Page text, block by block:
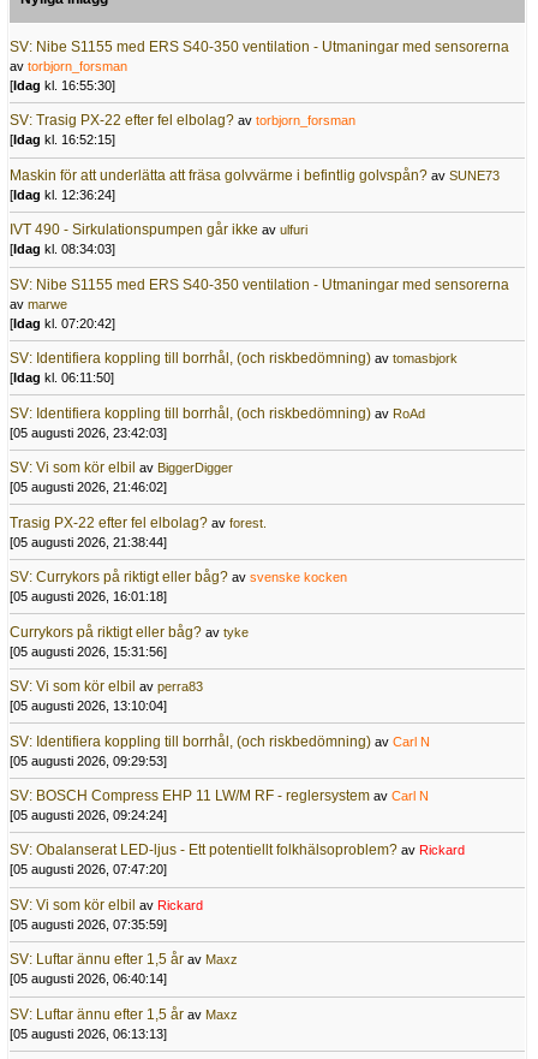
SV: Nibe S1155 med ERS S40-350 ventilation - Utmaningar med sensorerna
av torbjorn_forsman
[Idag kl. 16:55:30]
SV: Trasig PX-22 efter fel elbolag? av torbjorn_forsman
[ Idag kl. 16:52:15]
Maskin för att underlätta att fräsa golvvärme i befintlig golvspån? av SUNE73
[Idag kl. 12:36:24]
IVT 490 - Sirkulationspumpen går ikke av ulfuri
[ Idag kl. 08:34:03]
SV: Nibe S1155 med ERS S40-350 ventilation - Utmaningar med sensorerna
av marwe
[Idag kl. 07:20:42]
SV: Identifiera koppling till borrhål, (och riskbedömning) av tomasbjork
[ Idag kl. 06:11:50]
SV: Identifiera koppling till borrhål, (och riskbedömning) av RoAd
[05 augusti 2026, 23:42:03]
SV: Vi som kör elbil av BiggerDigger
[05 augusti 2026, 21:46:02]
Trasig PX-22 efter fel elbolag? av forest.
[05 augusti 2026, 21:38:44]
SV: Currykors på riktigt eller båg? av svenske kocken
[05 augusti 2026, 16:01:18]
Currykors på riktigt eller båg? av tyke
[05 augusti 2026, 15:31:56]
SV: Vi som kör elbil av perra83
[05 augusti 2026, 13:10:04]
SV: Identifiera koppling till borrhål, (och riskbedömning) av Carl N
[05 augusti 2026, 09:29:53]
SV: BOSCH Compress EHP 11 LW/M RF - reglersystem av Carl N
[05 augusti 2026, 09:24:24]
SV: Obalanserat LED-ljus - Ett potentiellt folkhälsoproblem? av Rickard
[05 augusti 2026, 07:47:20]
SV: Vi som kör elbil av Rickard
[05 augusti 2026, 07:35:59]
SV: Luftar ännu efter 1,5 år av Maxz
[05 augusti 2026, 06:40:14]
SV: Luftar ännu efter 1,5 år av Maxz
[05 augusti 2026, 06:13:13]